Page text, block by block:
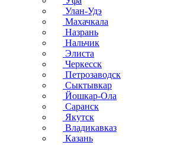
Улан-Удэ
Махачкала
Назрань
Нальчик
Элиста
Черкесск
Петрозаводск
Сыктывкар
Йошкар-Ола
Саранск
Якутск
Владикавказ
Казань